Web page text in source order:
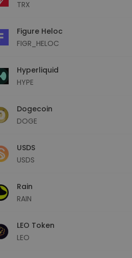
TRX
Figure Heloc
FIGR_HELOC
Hyperliquid
HYPE
Dogecoin
DOGE
USDS
USDS
Rain
RAIN
LEO Token
LEO